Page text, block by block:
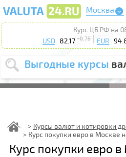
Москва
Курс ЦБ РФ на
USD
82.17 +0.76 EUR
Выгодные курсы
Выберите
USD
курс от
Выберите
действие:
Курсы валют и котировки
Курс покупки евро в Москве
Курс покупки евро